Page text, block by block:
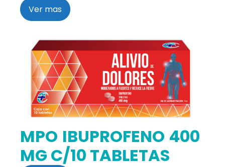
Ver mas
MPO IBUPROFENO 400
MG C/10 TABLETAS